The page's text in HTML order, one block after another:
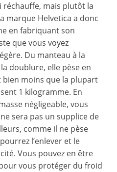
mais plutôt la
marque Helvetica a donc
en fabriquant son
que vous voyez
Du manteau à la
doublure, elle pèse en
bien moins que la plupart
1 kilogramme. En
négligeable, vous
sera pas un supplice de
comme il ne pèse
l’enlever et le
Vous pouvez en être
vous protéger du froid